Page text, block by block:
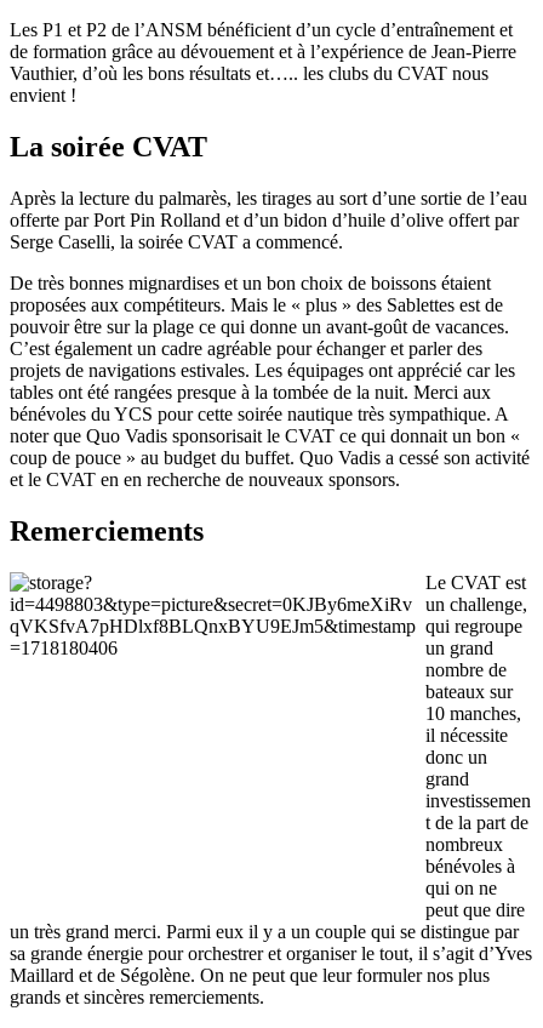
Les P1 et P2 de l’ANSM bénéficient d’un cycle d’entraînement et
de formation grâce au dévouement et à l’expérience de Jean-Pierre
Vauthier, d’où les bons résultats et….. les clubs du CVAT nous
envient !
La soirée CVAT
Après la lecture du palmarès, les tirages au sort d’une sortie de l’eau
offerte par Port Pin Rolland et d’un bidon d’huile d’olive offert par
Serge Caselli, la soirée CVAT a commencé.
De très bonnes mignardises et un bon choix de boissons étaient
proposées aux compétiteurs. Mais le « plus » des Sablettes est de
pouvoir être sur la plage ce qui donne un avant-goût de vacances.
C’est également un cadre agréable pour échanger et parler des
projets de navigations estivales. Les équipages ont apprécié car les
tables ont été rangées presque à la tombée de la nuit. Merci aux
bénévoles du YCS pour cette soirée nautique très sympathique. A
noter que Quo Vadis sponsorisait le CVAT ce qui donnait un bon «
coup de pouce » au budget du buffet. Quo Vadis a cessé son activité
et le CVAT en en recherche de nouveaux sponsors.
Remerciements
Le CVAT est
un challenge,
qui regroupe
un grand
nombre de
bateaux sur
10 manches,
il nécessite
donc un
grand
investissemen
t de la part de
nombreux
bénévoles à
qui on ne
peut que dire
un très grand merci. Parmi eux il y a un couple qui se distingue par
sa grande énergie pour orchestrer et organiser le tout, il s’agit d’Yves
Maillard et de Ségolène. On ne peut que leur formuler nos plus
grands et sincères remerciements.